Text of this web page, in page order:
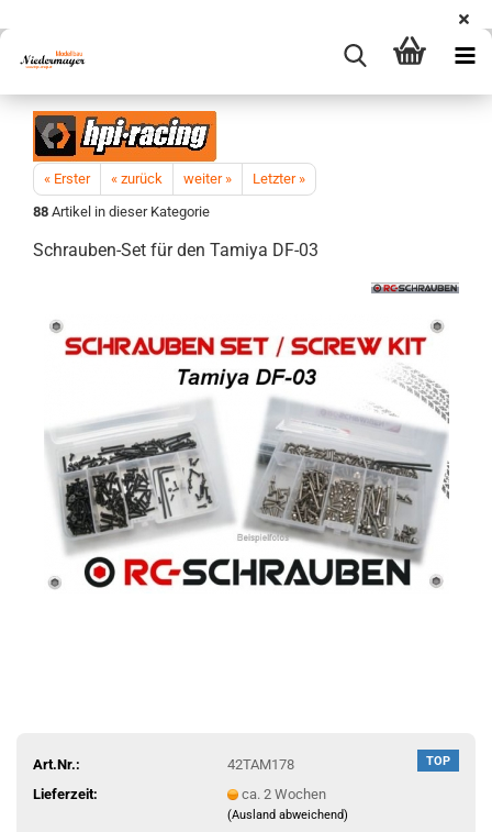
« Erster « zurück weiter »
Letzter »
88 Artikel in dieser Kategorie
Schrauben-Set für den Tamiya DF-03
TOP
Art.Nr.:
42TAM178
Lieferzeit:
ca. 2 Wochen
(Ausland abweichend)